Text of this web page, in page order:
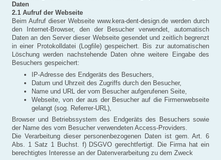
Daten
2.1 Aufruf der Webseite
Beim Aufruf dieser Webseite www.kera-dent-design.de werden durch
den Internet-Browser, den der Besucher verwendet, automatisch
Daten an den Server dieser Webseite gesendet und zeitlich begrenzt
in einer Protokolldatei (Logfile) gespeichert. Bis zur automatischen
Löschung werden nachstehende Daten ohne weitere Eingabe des
Besuchers gespeichert:
IP-Adresse des Endgeräts des Besuchers,
Datum und Uhrzeit des Zugriffs durch den Besucher,
Name und URL der vom Besucher aufgerufenen Seite,
Webseite, von der aus der Besucher auf die Firmenwebseite
gelangt (sog. Referrer-URL),
Browser und Betriebssystem des Endgeräts des Besuchers sowie
der Name des vom Besucher verwendeten Access-Providers.
Die Verarbeitung dieser personenbezogenen Daten ist gem. Art. 6
Abs. 1 Satz 1 Buchst. f) DSGVO gerechtfertigt. Die Firma hat ein
berechtigtes Interesse an der Datenverarbeitung zu dem Zweck